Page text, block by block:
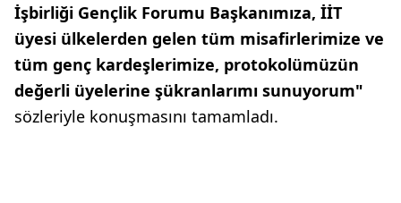
İşbirliği Gençlik Forumu Başkanımıza, İİT
üyesi ülkelerden gelen tüm misafirlerimize ve
tüm genç kardeşlerimize, protokolümüzün
değerli üyelerine şükranlarımı sunuyorum"
sözleriyle konuşmasını tamamladı.